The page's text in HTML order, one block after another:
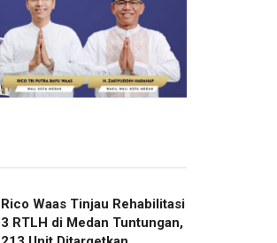
Rico Waas Tinjau Rehabilitasi
3 RTLH di Medan Tuntungan,